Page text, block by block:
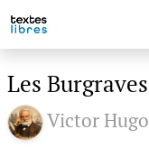
Les Burgraves
Victor Hugo